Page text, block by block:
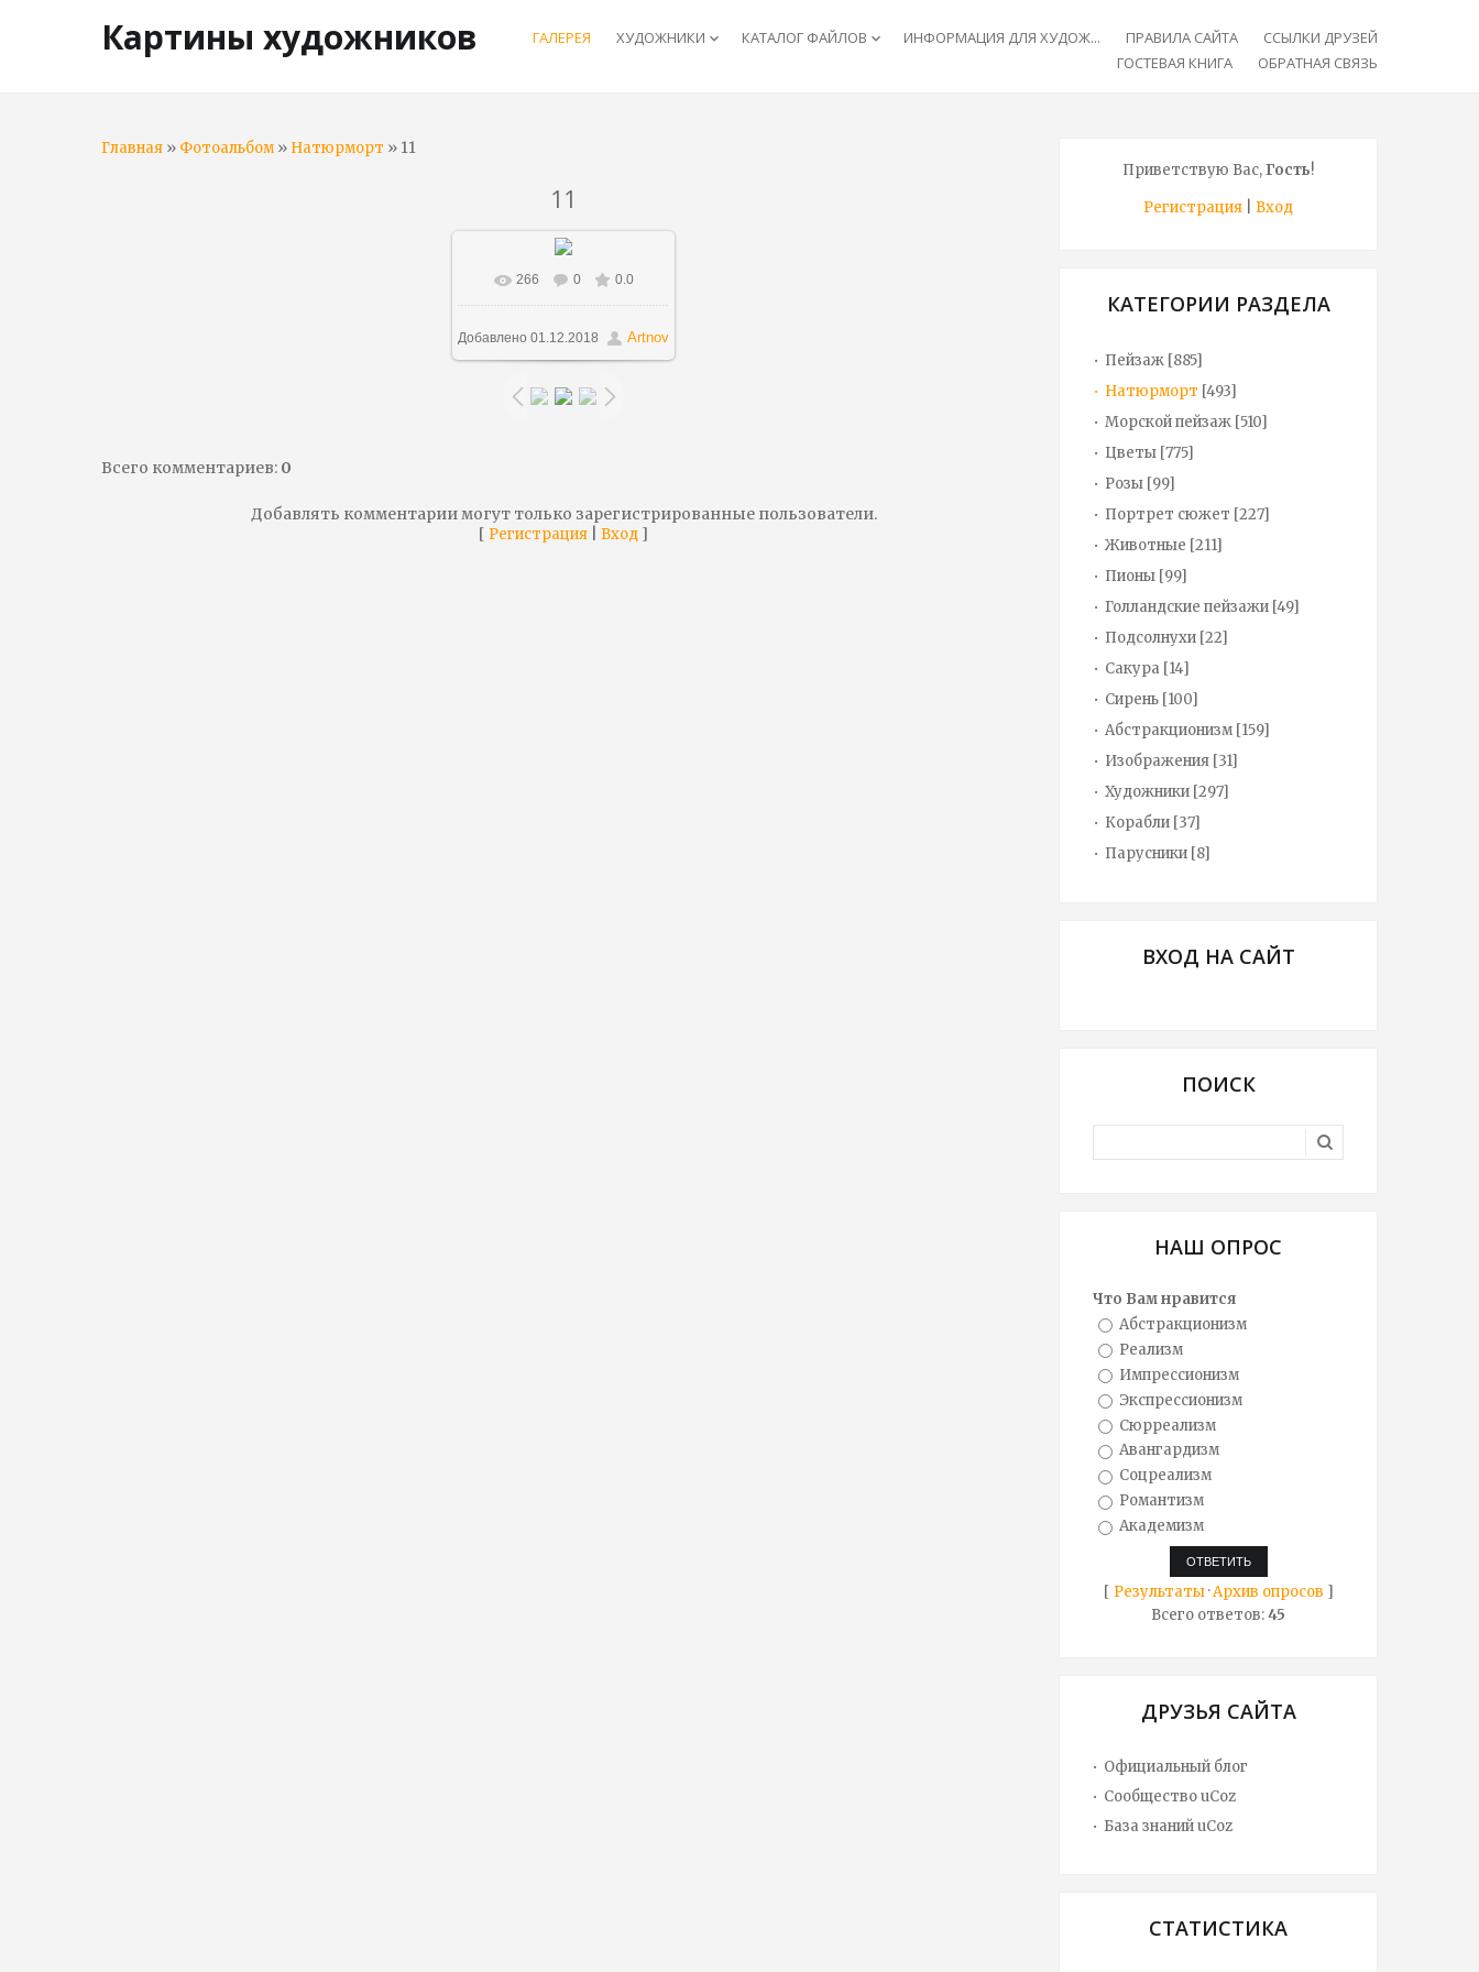
Картины художников ГАЛЕРЕЯ ХУДОЖНИКИ keyboard_arrow_down КАТАЛОГ ФАЙЛОВ keyboard_arrow_down ИНФОРМАЦИЯ ДЛЯ ХУДОЖ... ПРАВИЛА САЙТА
ССЫЛКИ ДРУЗЕЙ
ГОСТЕВАЯ КНИГА
ОБРАТНАЯ СВЯЗЬ
Главная » Фотоальбом» Натюрморт » 11
11
В реальном размере
778x1024 / 123.7Kb
266 0 0.0
Добавлено 01.12.2018 Artnov
Всего комментариев: 0
Добавлять комментарии могут только зарегистрированные пользователи.
[ Регистрация Вход ]
Приветствую Вас,Гость!
Регистрация
Вход
КАТЕГОРИИ РАЗДЕЛА
Пейзаж [885]
Натюрморт [493]
Морской пейзаж [510]
Цветы [775]
Розы [99]
Портрет сюжет [227]
Животные [211]
Пионы [99]
Голландские пейзажи [49]
Подсолнухи [22]
Сакура [14]
Сирень [100]
Абстракционизм [159]
Изображения [31]
Художники [297]
Корабли [37]
Парусники [8]
ВХОД НА САЙТ
ПОИСК
НАШ ОПРОС
Что Вам нравится
Абстракционизм
Реализм
Импрессионизм
Экспрессионизм
Сюрреализм
Авангардизм
Соцреализм
Романтизм
Академизм
[ Результаты·Архив опросов ]
Всего ответов:45
ДРУЗЬЯ САЙТА
Официальный блог
Сообщество uCoz
База знаний uCoz
СТАТИСТИКА